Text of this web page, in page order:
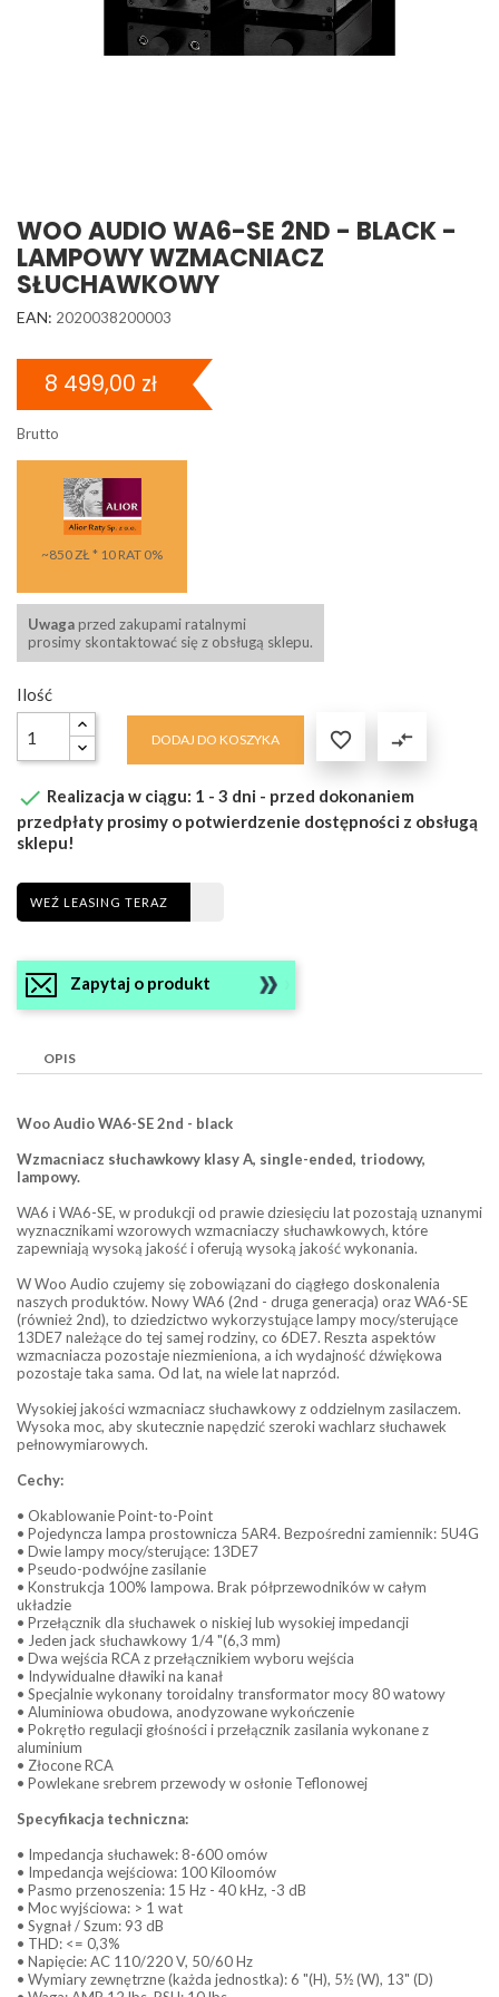
WOO AUDIO WA6-SE 2ND - BLACK -
LAMPOWY WZMACNIACZ
SŁUCHAWKOWY
EAN: 2020038200003
8 499,00 zł
Brutto
~850 ZŁ * 10 RAT 0%
Uwaga przed zakupami ratalnymi
prosimy skontaktować się z obsługą sklepu.
Ilość
DODAJ DO KOSZYKA  compare_arrows
 Realizacja w ciągu: 1 - 3 dni - przed dokonaniem
przedpłaty prosimy o potwierdzenie dostępności z obsługą
sklepu!
WEŹ LEASING TERAZ
Zapytaj o produkt
OPIS
Woo Audio WA6-SE 2nd - black
Wzmacniacz słuchawkowy klasy A, single-ended, triodowy,
lampowy.
WA6 i WA6-SE, w produkcji od prawie dziesięciu lat pozostają uznanymi
wyznacznikami wzorowych wzmacniaczy słuchawkowych, które
zapewniają wysoką jakość i oferują wysoką jakość wykonania.
W Woo Audio czujemy się zobowiązani do ciągłego doskonalenia
naszych produktów. Nowy WA6 (2nd - druga generacja) oraz WA6-SE
(również 2nd), to dziedzictwo wykorzystujące lampy mocy/sterujące
13DE7 należące do tej samej rodziny, co 6DE7. Reszta aspektów
wzmacniacza pozostaje niezmieniona, a ich wydajność dźwiękowa
pozostaje taka sama. Od lat, na wiele lat naprzód.
Wysokiej jakości wzmacniacz słuchawkowy z oddzielnym zasilaczem.
Wysoka moc, aby skutecznie napędzić szeroki wachlarz słuchawek
pełnowymiarowych.
Cechy:
• Okablowanie Point-to-Point
• Pojedyncza lampa prostownicza 5AR4. Bezpośredni zamiennik: 5U4G
• Dwie lampy mocy/sterujące: 13DE7
• Pseudo-podwójne zasilanie
• Konstrukcja 100% lampowa. Brak półprzewodników w całym
układzie
• Przełącznik dla słuchawek o niskiej lub wysokiej impedancji
• Jeden jack słuchawkowy 1/4 "(6,3 mm)
• Dwa wejścia RCA z przełącznikiem wyboru wejścia
• Indywidualne dławiki na kanał
• Specjalnie wykonany toroidalny transformator mocy 80 watowy
• Aluminiowa obudowa, anodyzowane wykończenie
• Pokrętło regulacji głośności i przełącznik zasilania wykonane z
aluminium
• Złocone RCA
• Powlekane srebrem przewody w osłonie Teflonowej
Specyfikacja techniczna:
• Impedancja słuchawek: 8-600 omów
• Impedancja wejściowa: 100 Kiloomów
• Pasmo przenoszenia: 15 Hz - 40 kHz, -3 dB
• Moc wyjściowa: > 1 wat
• Sygnał / Szum: 93 dB
• THD: <= 0,3%
• Napięcie: AC 110/220 V, 50/60 Hz
• Wymiary zewnętrzne (każda jednostka): 6 "(H), 5½ (W), 13" (D)